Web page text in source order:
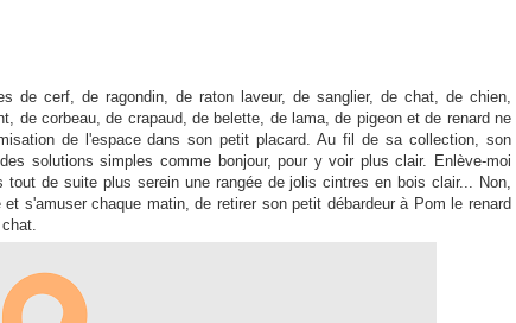
de cerf, de ragondin, de raton laveur, de sanglier, de chat, de chien,
de corbeau, de crapaud, de belette, de lama, de pigeon et de renard ne
de l'espace dans son petit placard. Au fil de sa collection, son
solutions simples comme bonjour, pour y voir plus clair. Enlève-moi
de suite plus serein une rangée de jolis cintres en bois clair... Non,
s'amuser chaque matin, de retirer son petit débardeur à Pom le renard
chat.